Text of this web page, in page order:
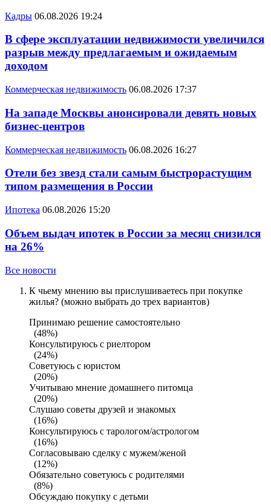
Кадры 06.08.2026 19:24
В сфере эксплуатации недвижимости увеличился
разрыв между предлагаемым и ожидаемым
доходом
Коммерческая недвижимость 06.08.2026 17:37
На западе Москвы анонсировали девять новых
бизнес-центров
Коммерческая недвижимость 06.08.2026 16:27
Отели без звезд стали самым быстрорастущим
типом размещения в России
Ипотека 06.08.2026 15:20
Объем выдач ипотек в России за месяц снизился
на 26%
Все новости
К чьему мнению вы прислушиваетесь при покупке
жилья? (можно выбрать до трех вариантов)
Принимаю решение самостоятельно
(48%)
Консультируюсь с риелтором
(24%)
Советуюсь с юристом
(20%)
Учитываю мнение домашнего питомца
(20%)
Слушаю советы друзей и знакомых
(16%)
Консультируюсь с тарологом/астрологом
(16%)
Согласовываю сделку с мужем/женой
(12%)
Обязательно советуюсь с родителями
(8%)
Обсуждаю покупку с детьми